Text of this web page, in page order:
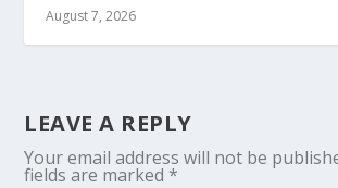
August 7, 2026
LEAVE A REPLY
Your email address will not be
fields are marked *